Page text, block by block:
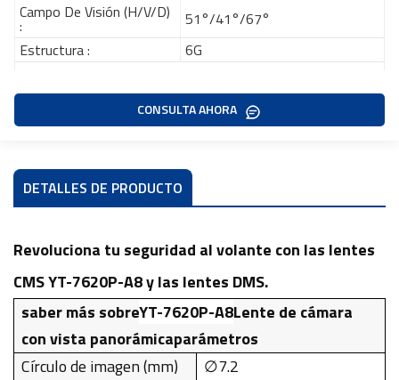
Campo De Visión (H/V/D)
:
51°/41°/67°
Estructura :
6G
CONSULTA AHORA
DETALLES DE PRODUCTO
Revoluciona tu seguridad al volante con las lentes
CMS YT-7620P-A8 y las lentes DMS.
saber más sobreYT-7620P-A8Lente de cámara
con vista panorámicaparámetros
Círculo de imagen (mm)
∅7.2